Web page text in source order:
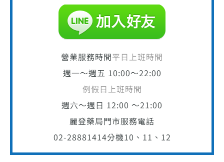
營業服務時間平日上班時間
週一～週五 10:00～22:00
例假日上班時間
週六～週日 12:00 ～21:00
麗登藥局門市服務電話
02-28881414分機10、11、12